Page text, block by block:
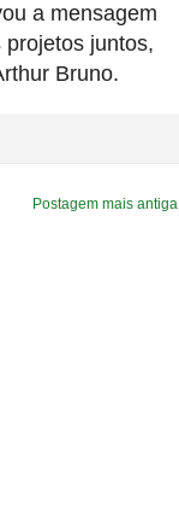
a mensagem
projetos juntos,
Bruno.
Postagem mais antiga